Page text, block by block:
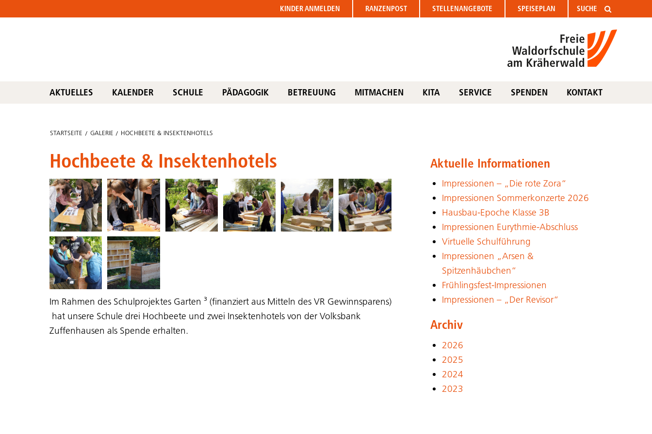
KINDERANMELDEN RANZENPOST STELLENANGEBOTE SPEISEPLAN
AKTUELLES KALENDER SCHULE PÄDAGOGIK BETREUUNG MITMACHEN KITA SERVICE SPENDEN KONTAKT
STARTSEITE GALERIE HOCHBEETE & INSEKTENHOTELS
Hochbeete & Insektenhotels
Im Rahmen des Schulprojektes Garten ³ (finanziert aus Mitteln des VR Gewinnsparens)
hat unsere Schule drei Hochbeete und zwei Insektenhotels von der Volksbank
Zuffenhausen als Spende erhalten.
Aktuelle Informationen
Impressionen – „Die rote Zora“
Impressionen Sommerkonzerte 2026
Hausbau-Epoche Klasse 3B
Impressionen Eurythmie-Abschluss
Virtuelle Schulführung
Impressionen „Arsen &
Spitzenhäubchen“
Frühlingsfest-Impressionen
Impressionen – „Der Revisor“
Archiv
2026
2025
2024
2023